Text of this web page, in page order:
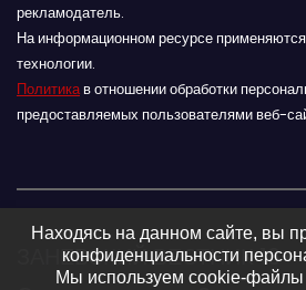
рекламодатель.
На информационном ресурсе
технологии.
Политикав отношении обработки
предоставляемых пользователями веб-
ЗАНЕВСКИЙ ВЕСТНИК 16+
Находясь на данном сайте, вы
конфиденциальности
Мы используем cookie-файлы